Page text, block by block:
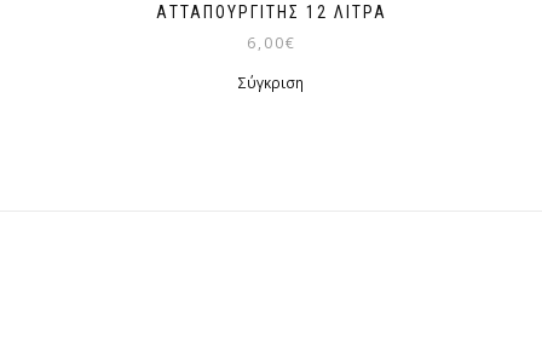
ΑΤΤΑΠΟΥΡΓΊΤΗΣ 12 ΛΊΤΡΑ
6,00€
Σύγκριση